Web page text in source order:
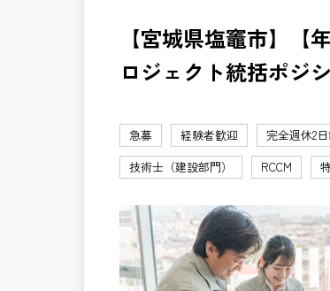
【宮城県塩竈市】
ロジェクト統括ポジ
急募 経験者歓迎 完全週休2
技術士（建設部門）
RCCM